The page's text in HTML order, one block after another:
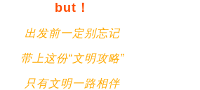
but！
出发前一定别忘记
带上这份“文明攻略”
只有文明一路相伴